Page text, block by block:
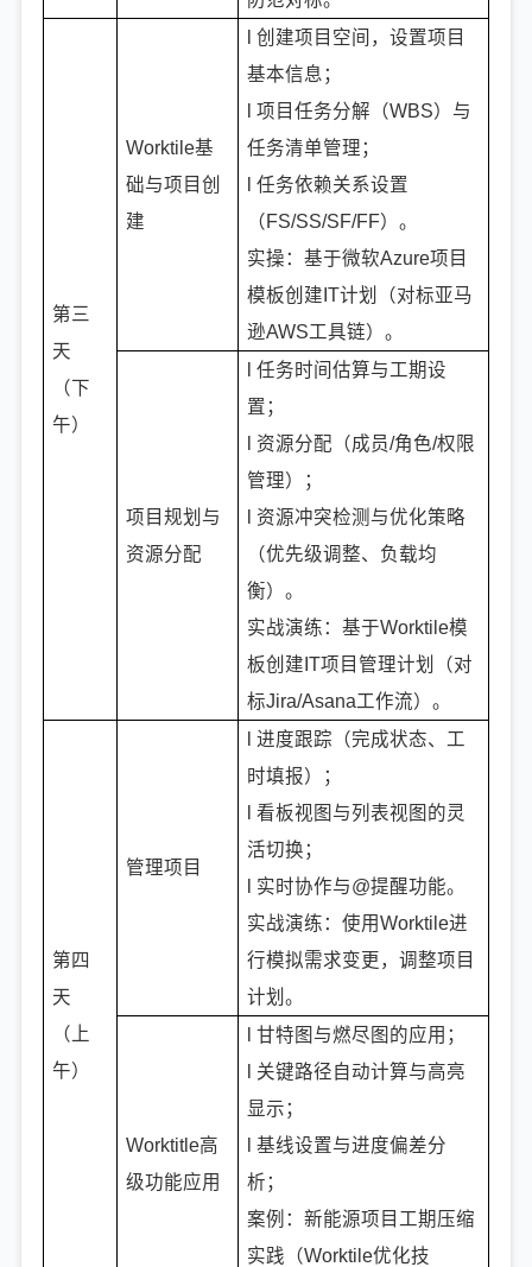
第三
天
（下
午）
Worktile基
础与项目创
建
l 创建项目空间，设置项目
基本信息；
l 项目任务分解（WBS）与
任务清单管理；
l 任务依赖关系设置
（FS/SS/SF/FF）。
实操：基于微软Azure项目
模板创建IT计划（对标亚马
逊AWS工具链）。
项目规划与
资源分配
l 任务时间估算与工期设
置；
l 资源分配（成员/角色/权限
管理）；
l 资源冲突检测与优化策略
（优先级调整、负载均
衡）。
实战演练：基于Worktile模
板创建IT项目管理计划（对
标Jira/Asana工作流）。
第四
天
（上
午）
管理项目
l 进度跟踪（完成状态、工
时填报）；
l 看板视图与列表视图的灵
活切换；
l 实时协作与@提醒功能。
实战演练：使用Worktile进
行模拟需求变更，调整项目
计划。
Worktitle高
级功能应用
l 甘特图与燃尽图的应用；
l 关键路径自动计算与高亮
显示；
l 基线设置与进度偏差分
析；
案例：新能源项目工期压缩
实践（Worktile优化技